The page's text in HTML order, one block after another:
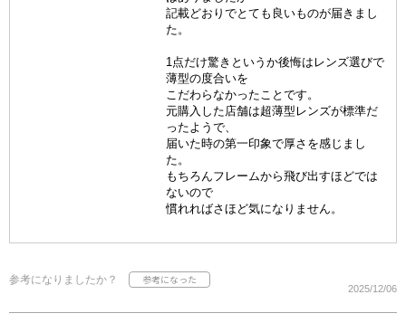
記載どおりでとても良いものが届きまし
た。
1点だけ驚きというか後悔はレンズ選びで
薄型の度合いを
こだわらなかったことです。
元購入した店舗は超薄型レンズが標準だ
ったようで、
届いた時の第一印象で厚さを感じまし
た。
もちろんフレームから飛び出すほどでは
ないので
慣れればさほど気になりません。
参考になりましたか？
2025/12/06